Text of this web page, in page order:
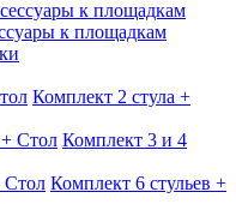
к площадкам
Комплект 2 стула +
Комплект 3 и 4
Комплект 6 стульев +